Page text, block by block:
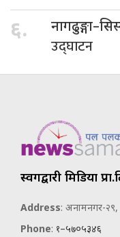
६.
उद्घाटन
स्वर्गद्वारी मिडिया
Address: अनामनगर-२९,
Phone: १–५७०५३४६